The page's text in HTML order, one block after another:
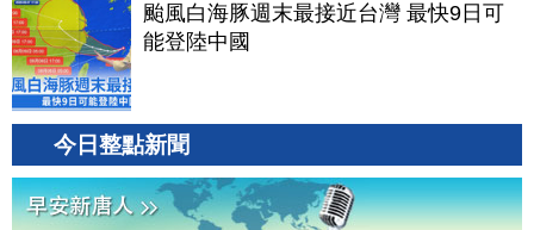
颱風白海豚週末最接近台灣 最快9日可
能登陸中國
今日整點新聞